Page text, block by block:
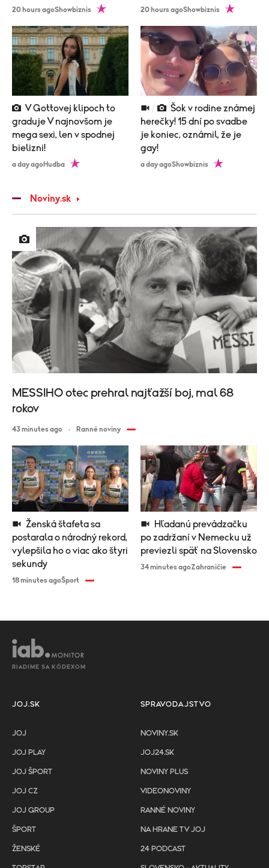
20 hours agoShowbiznis 20 hours agoShowbiznis
graduje V najnovšom je
mega sexi, len v spodnej
bielizni!
a day agoHudba
herečky! 15 dní po svadbe
je koniec, oznámil, že je
gay!
a day agoShowbiznis
Noviny.sk
postarala o národný rekord,
vylepšila ho o viac ako štyri
sekundy
18 minutes agoŠport
po zadržaní v Nemecku už
previezli späť na Slovensko
34 minutes agoZahraničie
MESSIHO otec prehral najťažší boj, mal 68
rokov
43 minutes ago Ranné noviny
RIADIME SA KÓDEXOM
JOJ.SK
JOJ
JOJ PLAY
JOJ ŠPORT
JOJ CZ
JOJ GROUP
ŠPORT
ŽENSKÉ
SPRAVODAJSTVO
NOVINY.SK
JOJ24.SK
NOVINY PLUS
VIDEONOVINY
RANNÉ NOVINY
NA HRANE TV JOJ
24 PODCAST